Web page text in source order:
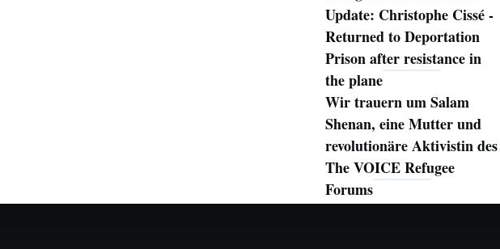
Update: Christophe Cissé -
Returned to Deportation
Prison after resistance in
the plane
Wir trauern um Salam
Shenan, eine Mutter und
revolutionäre Aktivistin des
The VOICE Refugee
Forums